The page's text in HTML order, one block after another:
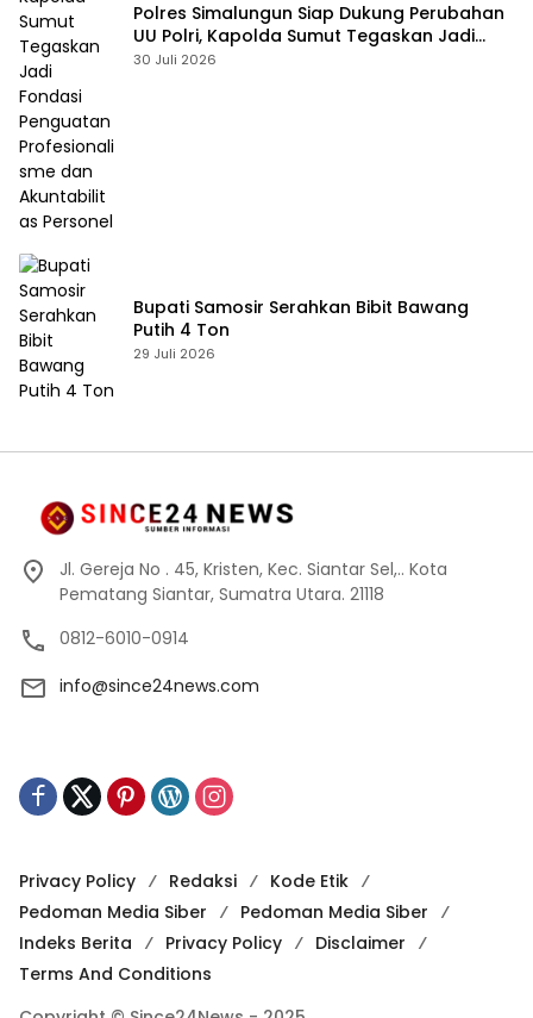
Polres Simalungun Siap Dukung Perubahan
UU Polri, Kapolda Sumut Tegaskan Jadi
Fondasi Penguatan Profesionalisme dan
30 Juli 2026
Bupati Samosir Serahkan Bibit Bawang
Putih 4 Ton
29 Juli 2026
Jl. Gereja No . 45, Kristen, Kec. Siantar Sel,.. Kota
Pematang Siantar, Sumatra Utara. 21118
0812-6010-0914
info@since24news.com
Privacy Policy Redaksi
Kode Etik
Pedoman Media Siber
Pedoman Media Siber
Indeks Berita
Privacy Policy
Disclaimer
Terms And Conditions